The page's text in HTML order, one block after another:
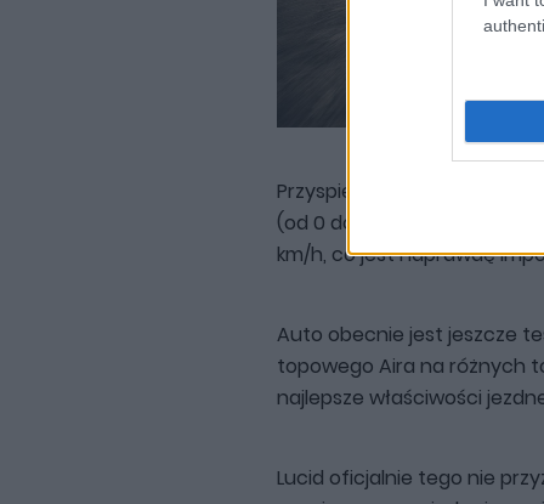
Przyspieszenie od zera do
(od 0 do 60 mil w 1,87
km/h, co jest naprawdę
Auto obecnie jest jeszcze
topowego Aira na różnych
najlepsze właściwości
Lucid oficjalnie tego nie